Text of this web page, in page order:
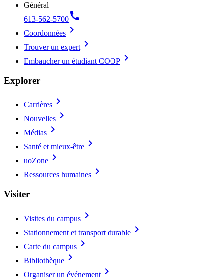
Général
613-562-5700call
Coordonnées chevron_right
Trouver un expert chevron_right
Embaucher un étudiant COOP chevron_right
Explorer
Carrières chevron_right
Nouvelles chevron_right
Médias chevron_right
Santé et mieux-être chevron_right
uoZone chevron_right
Ressources humaines chevron_right
Visiter
Visites du campus chevron_right
Stationnement et transport durable chevron_right
Carte du campus chevron_right
Bibliothèque chevron_right
Organiser un événement chevron_right